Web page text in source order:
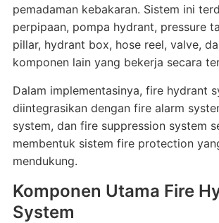
pemadaman kebakaran. Sistem ini
perpipaan, pompa hydrant, pressure
pillar, hydrant box, hose reel, valve,
komponen lain yang bekerja secara
Dalam implementasinya, fire hydrant
diintegrasikan dengan fire alarm
system, dan fire suppression system
membentuk sistem fire protection
mendukung.
Komponen Utama Fire
System